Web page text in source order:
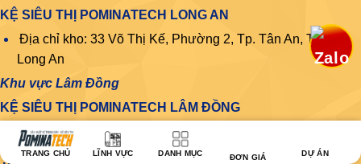
KỆ SIÊU THỊ POMINATECH LONG AN
Địa chỉ kho: 33 Võ Thị Kế, Phường 2, Tp. Tân An, Tỉnh
Long An
Khu vực Lâm Đồng
KỆ SIÊU THỊ POMINATECH LÂM ĐỒNG
Địa chỉ: 10A Trần Phú, P. Lộc Sơn Tp Bảo Lộc, T. Lâm Đồng
Khu vực Đắk Lắk
TRANG CHỦ LĨNH VỰC DANH MỤC ĐƠN GIÁ DỰ ÁN